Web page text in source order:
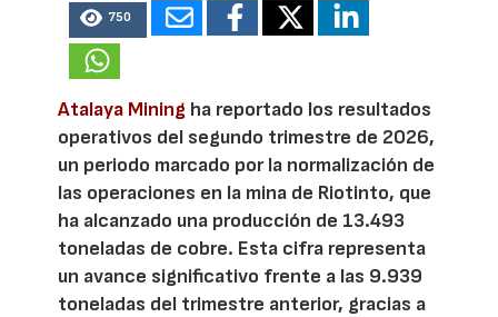
750
Atalaya Mining ha reportado los resultados
operativos del segundo trimestre de 2026,
un periodo marcado por la normalización de
las operaciones en la mina de Riotinto, que
ha alcanzado una producción de 13.493
toneladas de cobre. Esta cifra representa
un avance significativo frente a las 9.939
toneladas del trimestre anterior, gracias a